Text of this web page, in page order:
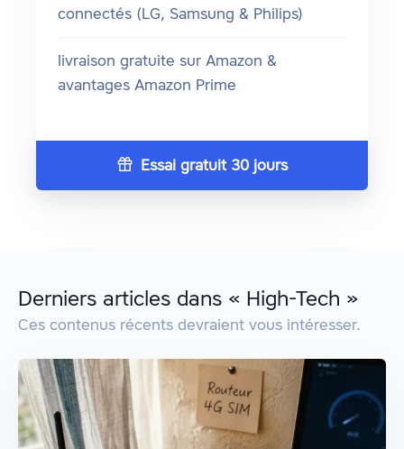
connectés (LG, Samsung & Philips)
livraison gratuite sur Amazon &
avantages Amazon Prime
Essai gratuit 30 jours
Derniers articles dans « High-Tech »
Ces contenus récents devraient vous intéresser.